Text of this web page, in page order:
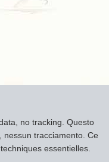
Font Awesome.
and ChatGPT,
no tracking. Questo
nessun tracciamento. Ce
essentielles.